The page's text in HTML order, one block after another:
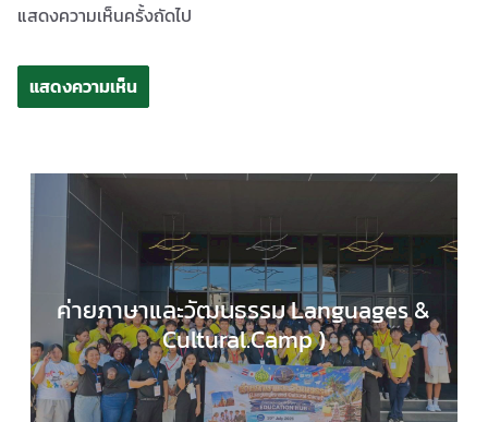
แสดงความเห็นครั้งถัดไป
ค่ายภาษาและวัฒนธรรม Languages &
Cultural.Camp )
EDUCATION HUB, กลุ่มสาระการเรียนรู้ภาษาต่างปร